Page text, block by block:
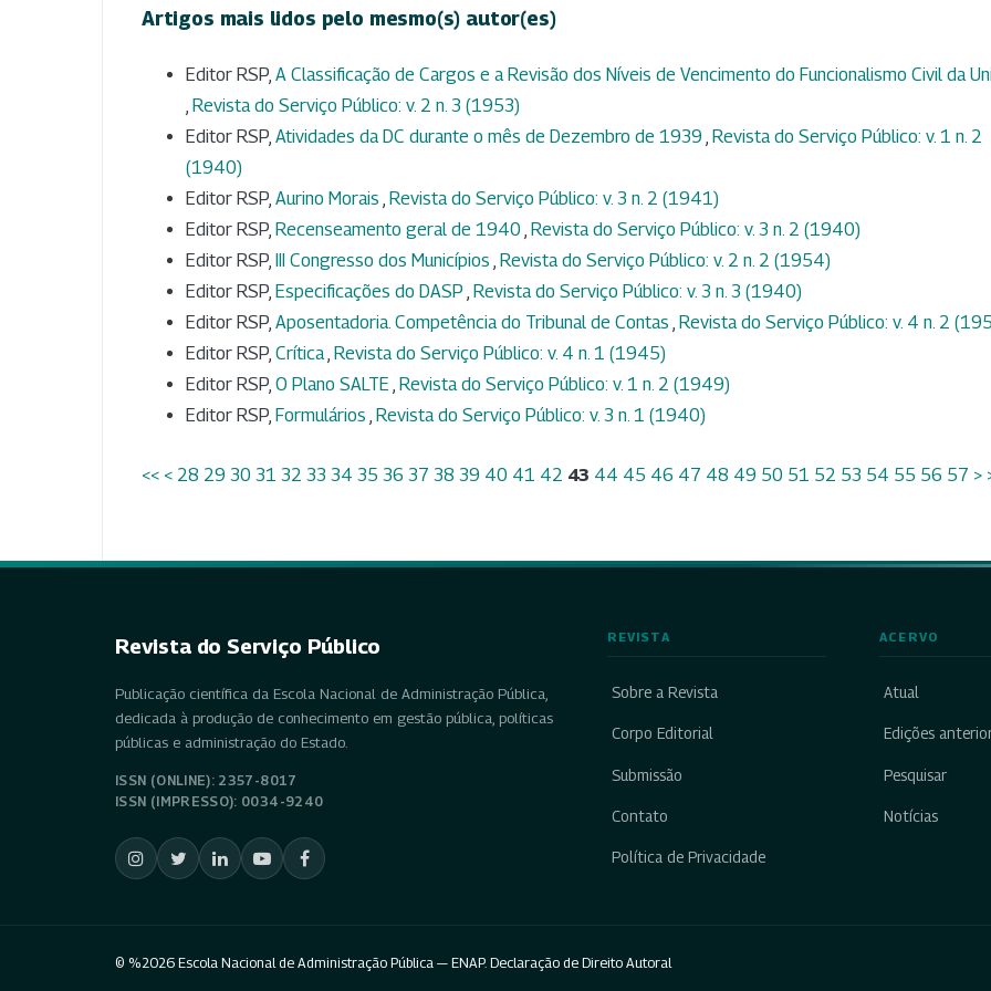
Artigos mais lidos pelo mesmo(s) autor(es)
Editor RSP, A Classificação de Cargos e a Revisão dos Níveis de Vencimento do Funcionalismo Civil da
, Revista do Serviço Público: v. 2 n. 3 (1953)
Editor RSP, Atividades da DC durante o mês de Dezembro de 1939 , Revista do Serviço Público: v. 1 n. 2
(1940)
Editor RSP, Aurino Morais , Revista do Serviço Público: v. 3 n. 2 (1941)
Editor RSP, Recenseamento geral de 1940 , Revista do Serviço Público: v. 3 n. 2 (1940)
Editor RSP,
III Congresso dos Municípios , Revista do Serviço Público: v. 2 n. 2 (1954)
Editor RSP, Especificações do DASP , Revista do Serviço Público: v. 3 n. 3 (1940)
Editor RSP, Aposentadoria. Competência do Tribunal de Contas , Revista do Serviço Público: v. 4 n. 2
Editor RSP, Crítica, Revista do Serviço Público: v. 4 n. 1 (1945)
Editor RSP, O Plano SALTE , Revista do Serviço Público: v. 1 n. 2 (1949)
Editor RSP, Formulários , Revista do Serviço Público: v. 3 n. 1 (1940)
<< < 28 29 30 31 32 33 34 35 36 37 38 39 40 41 42 43 44 45 46 47 48 49 50 51 52 53 54 55 56 57 >
Revista do Serviço Público
Publicação científica da Escola Nacional de Administração Pública,
dedicada à produção de conhecimento em gestão pública, políticas
públicas e administração do Estado.
ISSN (ONLINE): 2357-8017
ISSN (IMPRESSO): 0034-9240
REVISTA
Sobre a Revista
Corpo Editorial
Submissão
Contato
Política de Privacidade
ACERVO
Atual
Edições
Pesquisar
Notícias
© %2026 Escola Nacional de Administração Pública — ENAP. Declaração de Direito Autoral